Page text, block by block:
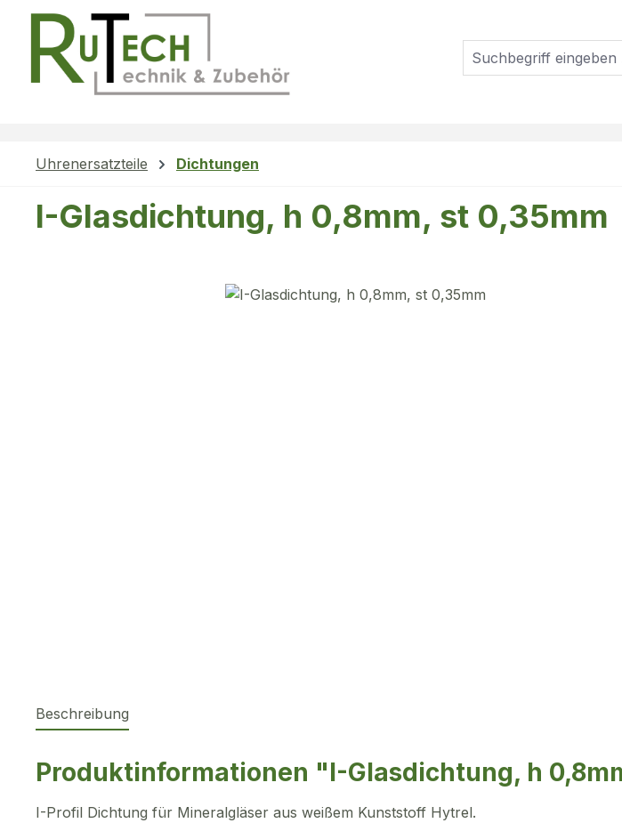
Hauptinhalt springen
Zur Suche springen
Zur Hauptnavigation springen
Uhrenersatzteile Dichtungen
I-Glasdichtung, h 0,8mm, st 0,35mm
Beschreibung
Produktinformationen "I-Glasdichtung, h
I-Profil Dichtung für Mineralgläser aus weißem Kunststoff Hytrel.